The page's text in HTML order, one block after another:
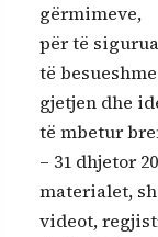
gërmimeve,
për të
të
gjetjen dhe
të mbetur
– 31 dhjetor
materialet,
videot,